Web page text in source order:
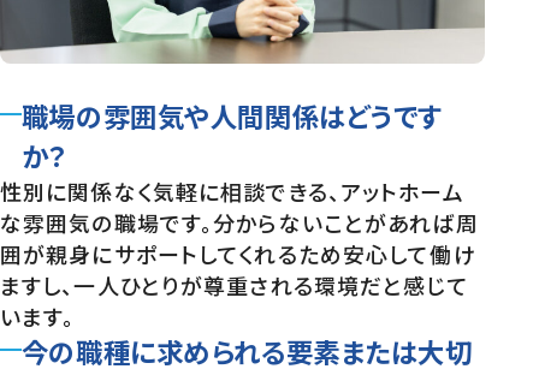
職場の雰囲気や人間関係はどうです
か？
性別に関係なく気軽に相談できる、アットホーム
な雰囲気の職場です。分からないことがあれば周
囲が親身にサポートしてくれるため安心して働け
ますし、一人ひとりが尊重される環境だと感じて
います。
今の職種に求められる要素または大切